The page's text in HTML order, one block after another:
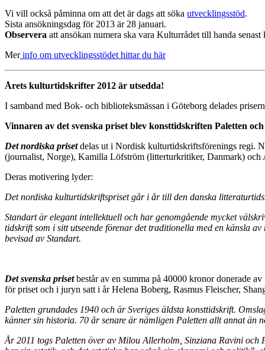
Vi vill också påminna om att det är dags att söka utvecklingsstöd.
Sista ansökningsdag för 2013 är 28 januari.
Observera att ansökan numera ska vara Kulturrådet till handa
Merinfo om utvecklingsstödet hittar du här
Årets kulturtidskrifter 2012 är utsedda!
I samband med Bok- och biblioteksmässan i Göteborg delades
Vinnaren av det svenska priset blev konsttidskriften Paletten
Det nordiska prisetdelas ut i Nordisk kulturtidskriftsförenings regi.
(journalist, Norge), Kamilla Löfström (litterturkritiker, Danmark)
Deras motivering lyder:
Det nordiska kulturtidskriftspriset går i år till den danska
Standart är elegant intellektuell och har genomgående mycket
tidskrift som i sitt utseende förenar det traditionella med en känsla
bevisad av Standart.
Det svenska prisetbestår av en summa på 40000 kronor donerade
för priset och i juryn satt i år Helena Boberg, Rasmus Fleischer,
Paletten grundades 1940 och är Sveriges äldsta konsttidskrift.
känner sin historia. 70 år senare är nämligen Paletten allt annat än
År 2011 togs Paletten över av Milou Allerholm, Sinziana Ravini